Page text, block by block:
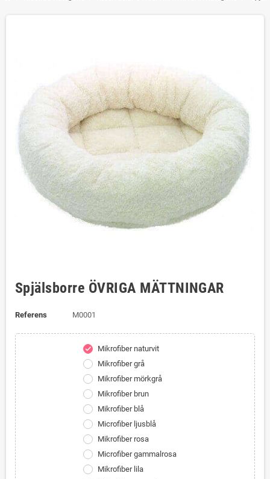
Spjälsborre ÖVRIGA MÄTTNINGAR
Referens M0001
check
Mikrofiber naturvit
Mikrofiber grå
Mikrofiber mörkgrå
Mikrofiber brun
Mikrofiber blå
Microfiber ljusblå
Mikrofiber rosa
Microfiber gammalrosa
Mikrofiber lila